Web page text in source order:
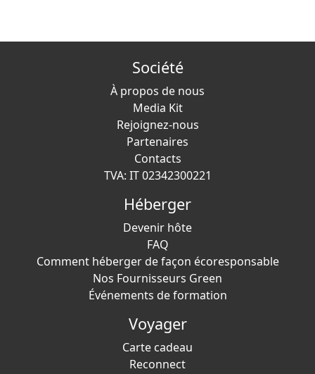
Société
À propos de nous
Media Kit
Rejoignez-nous
Partenaires
Contacts
TVA: IT 02342300221
Héberger
Devenir hôte
FAQ
Comment héberger de façon écoresponsable
Nos Fournisseurs Green
Événements de formation
Voyager
Carte cadeau
Reconnect